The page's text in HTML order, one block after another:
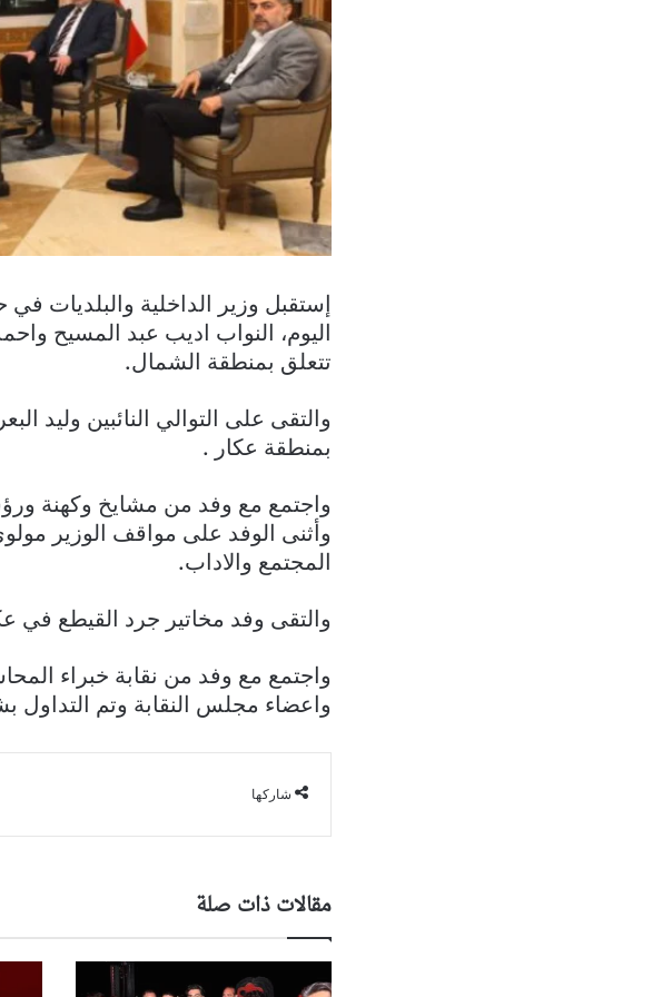
إستقبل وزير الداخلية والبلديات
اليوم، النواب اديب عبد المسيح
تتعلق بمنطقة الشمال.
والتقى على التوالي النائبين وليد
بمنطقة عكار .
واجتمع مع وفد من مشايخ وكهنة
وأثنى الوفد على مواقف الوزير
المجتمع والاداب.
والتقى وفد مخاتير جرد القيطع في
واجتمع مع وفد من نقابة خبراء
واعضاء مجلس النقابة وتم التداول
شاركها
مقالات ذات صلة